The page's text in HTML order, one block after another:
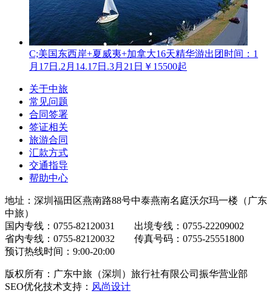
C;美国东西岸+夏威夷+加拿大16天精华游出团时间：1
月17日.2月14.17日.3月21日 ￥15500起
关于中旅
常见问题
合同签署
签证相关
旅游合同
汇款方式
交通指导
帮助中心
地址：深圳福田区燕南路88号中泰燕南名庭沃尔玛一楼（广东
中旅）
国内专线：0755-82120031 出境专线：0755-22209002
省内专线：0755-82120032 传真号码：0755-25551800
预订热线时间：9:00-20:00
版权所有：广东中旅（深圳）旅行社有限公司振华营业部
SEO优化技术支持： 风尚设计